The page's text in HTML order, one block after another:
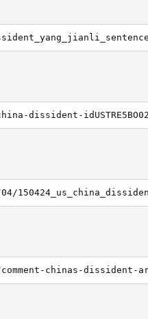
dissident-